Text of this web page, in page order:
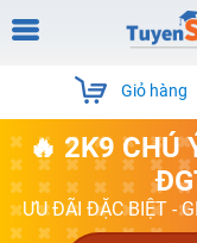
Giỏ hàng
🔥 2K9 CHÚ
ƯU ĐÃI ĐẶC BIỆT -